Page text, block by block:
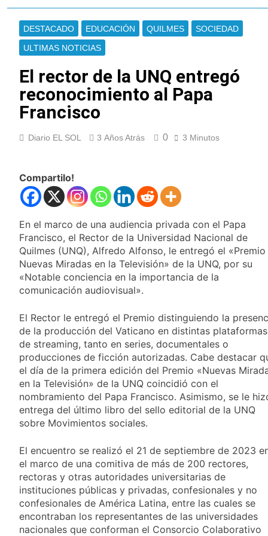
Secuestraron 11
vehículos durante un
operativo de tránsito
10 Horas Atrás
llegó para reunirse
con Quirno
10 Horas Atrás
Quilmes lo dejó
escapar y empató 1 a
minoristas cayeron
Femenina de fútbol
recibieron material
13 Horas Atrás
Consejo Federal del
reclamo por el
respeto al
federalismo
15 Horas Atrás
Boca oficializó la
llegada de Enner
Valencia
16 Horas Atrás
Carlos Balor y
monseñor Tissera en
San Cayetano
La bronquiolitis es
una infección
respiratoria aguda en
los bebés
18 Horas Atrás
El último adiós al
papá de Leo Messi
19 Horas Atrás
Quilmes recibe a
Almagro con la mira
puesta en el Reducido
20 Horas Atrás
también llega a los
templos: casi la
mitad de quienes
buscan ayuda pide
alimentos, dinero o
trabajo
1 Día Atrás
Economía en dos
velocidades
2 Días Atrás
Lionel Messi llegará a
Rosario para
DESTACADO EDUCACIÓN QUILMES
SOCIEDAD
ULTIMAS NOTICIAS
El rector de la UNQ entregó
reconocimiento al Papa
Francisco
Diario EL SOL 3 Años Atrás 0 3 Minutos
Compartilo!
En el marco de una audiencia privada con el Papa
Francisco, el Rector de la Universidad Nacional de
Quilmes (UNQ), Alfredo Alfonso, le entregó el «Premio
Nuevas Miradas en la Televisión» de la UNQ, por su
«Notable conciencia en la importancia de la
comunicación audiovisual».
El Rector le entregó el Premio distinguiendo la
de la producción del Vaticano en distintas plataformas
de streaming, tanto en series, documentales o
producciones de ficción autorizadas. Cabe destacar
el día de la primera edición del Premio «Nuevas
en la Televisión» de la UNQ coincidió con el
nombramiento del Papa Francisco. Asimismo, se le
entrega del último libro del sello editorial de la UNQ
sobre Movimientos sociales.
El encuentro se realizó el 21 de septiembre de 2023
el marco de una comitiva de más de 200 rectores,
rectoras y otras autoridades universitarias de
instituciones públicas y privadas, confesionales y no
confesionales de América Latina, entre las cuales se
encontraban los representantes de las universidades
nacionales que conforman el Consorcio Colaborativo